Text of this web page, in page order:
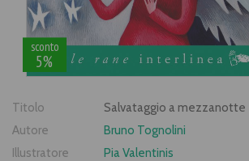
sconto
5%
Titolo
Salvataggio a mezzanotte
Autore
Bruno Tognolini
Illustratore
Pia Valentinis